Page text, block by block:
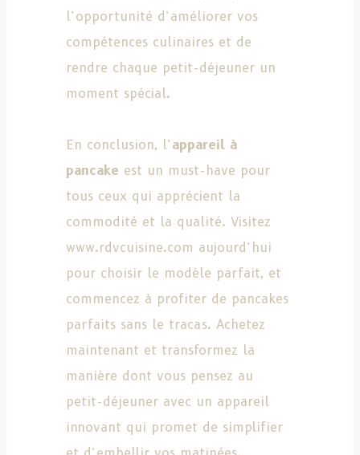
l’opportunité d’améliorer vos
compétences culinaires et de
rendre chaque petit-déjeuner un
moment spécial.
En conclusion, l’ appareil à
pancake est un must-have pour
tous ceux qui apprécient la
commodité et la qualité. Visitez
www.rdvcuisine.com aujourd’hui
pour choisir le modèle parfait, et
commencez à profiter de pancakes
parfaits sans le tracas. Achetez
maintenant et transformez la
manière dont vous pensez au
petit-déjeuner avec un appareil
innovant qui promet de simplifier